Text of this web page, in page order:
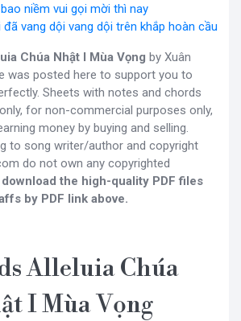
niềm vui gọi mời thì nay
vang dội vang dội trên khắp hoàn cầu
Chúa Nhật I Mùa Vọng by Xuân
was posted here to support you to
Sheets with notes and chords
for non-commercial purposes only,
money by buying and selling.
to song writer/author and copyright
do not own any copyrighted
the high-quality PDF files
by PDF link above.
Alleluia Chúa
I Mùa Vọng